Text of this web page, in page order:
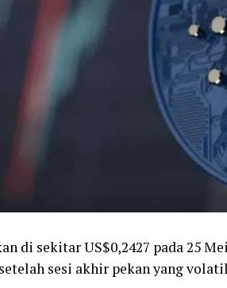
di sekitar US$0,2427 pada 25
sesi akhir pekan yang